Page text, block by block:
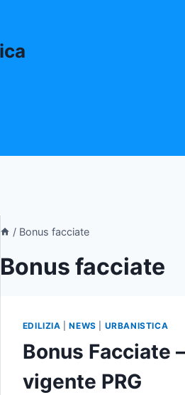
/ Bonus facciate
Bonus facciate
EDILIZIA |NEWS URBANISTICA
Bonus Facciate
vigente PRG